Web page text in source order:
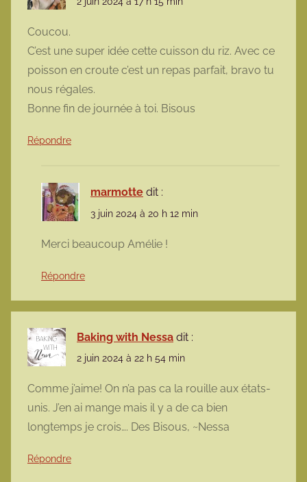
Coucou.
C’est une super idée cette cuisson du riz. Avec ce
poisson en croute c’est un repas parfait, bravo tu
nous régales.
Bonne fin de journée à toi. Bisous
Répondre
marmotte dit :
3 juin 2024 à 20 h 12 min
Merci beaucoup Amélie !
Répondre
Baking with Nessa dit :
2 juin 2024 à 22 h 54 min
Comme j’aime! On n’a pas ca la rouille aux états-
unis. J’en ai mange mais il y a de ca bien
longtemps je crois…. Des Bisous, ~Nessa
Répondre